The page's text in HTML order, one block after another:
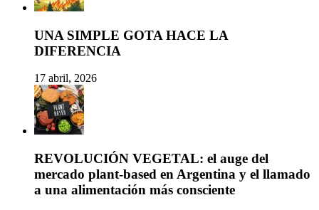
UNA SIMPLE GOTA HACE LA
DIFERENCIA
17 abril, 2026
REVOLUCIÓN VEGETAL: el auge del
mercado plant-based en Argentina y el llamado
a una alimentación más consciente